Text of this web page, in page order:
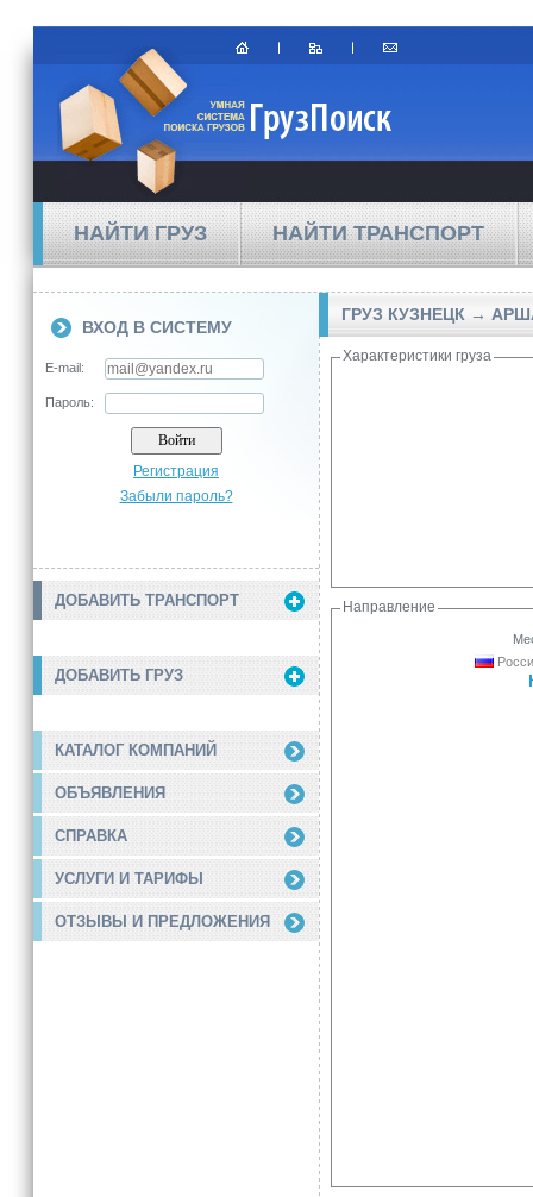
НАЙТИ ГРУЗ НАЙТИ ТРАНСПОРТ
ВХОД В СИСТЕМУ
E-mail:
Пароль:
Регистрация
Забыли пароль?
ДОБАВИТЬ ТРАНСПОРТ
ДОБАВИТЬ ГРУЗ
КАТАЛОГ КОМПАНИЙ
ОБЪЯВЛЕНИЯ
СПРАВКА
УСЛУГИ И ТАРИФЫ
ОТЗЫВЫ И ПРЕДЛОЖЕНИЯ
ГРУЗ КУЗНЕЦК →
Характеристики груза
Направление